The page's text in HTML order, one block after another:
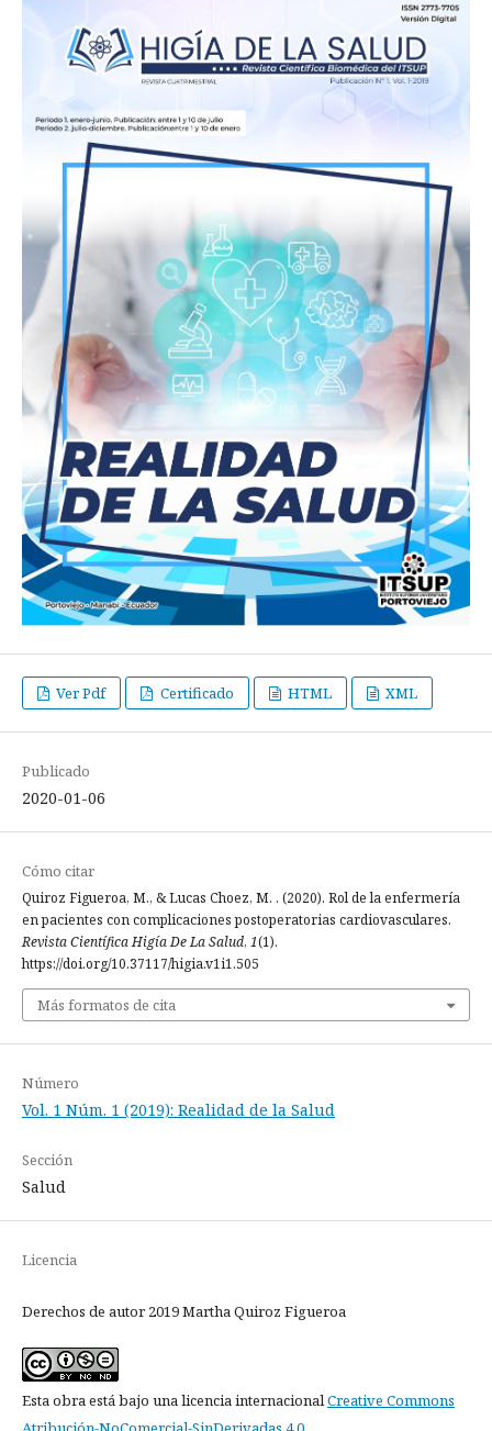
Ver Pdf Certificado HTML XML
Publicado
2020-01-06
Cómo citar
Quiroz Figueroa, M., & Lucas Choez, M. . (2020). Rol de la enfermería
en pacientes con complicaciones postoperatorias cardiovasculares.
Revista Científica Higía De La Salud, 1(1).
https://doi.org/10.37117/higia.v1i1.505
Más formatos de cita
Número
Vol. 1 Núm. 1 (2019): Realidad de la Salud
Sección
Salud
Licencia
Derechos de autor 2019 Martha Quiroz Figueroa
Esta obra está bajo una licencia internacionalCreative Commons